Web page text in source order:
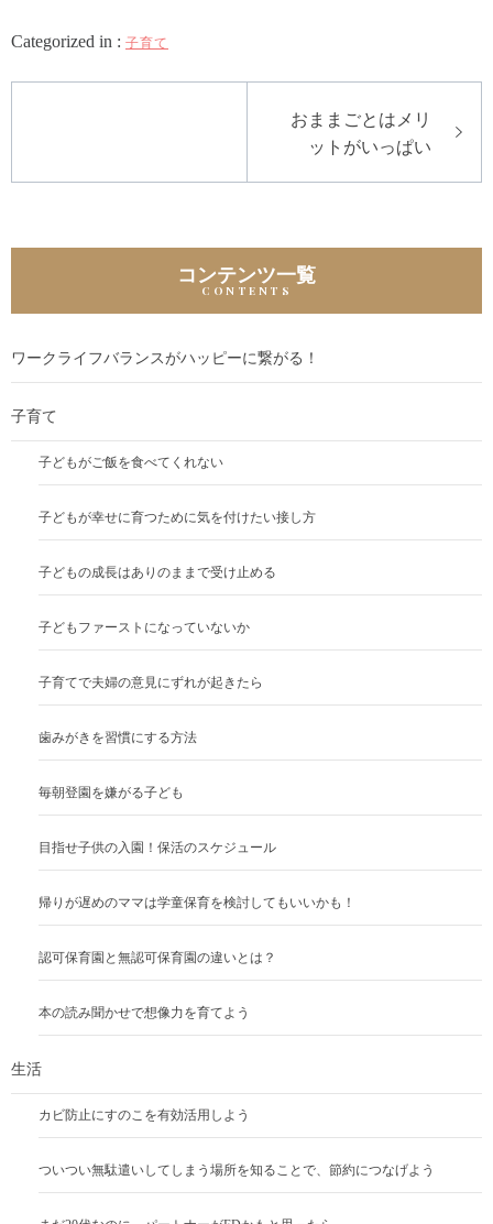
Categorized in : 子育て
ナ
ゲ
シ
ョ
ン
おままごとはメリ
ットがいっぱい
コンテンツ一覧
ワークライフバランスがハッピーに繋がる！
子育て
子どもがご飯を食べてくれない
子どもが幸せに育つために気を付けたい接し方
子どもの成長はありのままで受け止める
子どもファーストになっていないか
子育てで夫婦の意見にずれが起きたら
歯みがきを習慣にする方法
毎朝登園を嫌がる子ども
目指せ子供の入園！保活のスケジュール
帰りが遅めのママは学童保育を検討してもいいかも！
認可保育園と無認可保育園の違いとは？
本の読み聞かせで想像力を育てよう
生活
カビ防止にすのこを有効活用しよう
ついつい無駄遣いしてしまう場所を知ることで、節約につなげよう